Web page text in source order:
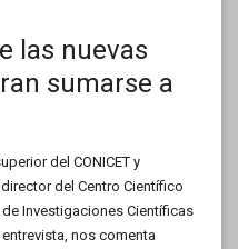
las nuevas
sumarse a
del CONICET y
del Centro Científico
Investigaciones Científicas
entrevista, nos comenta